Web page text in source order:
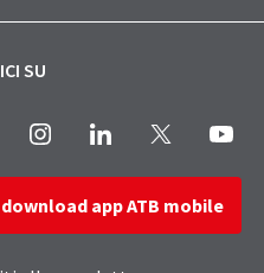
SU
Facebook InstagramLinkedIn
download app ATB mobile